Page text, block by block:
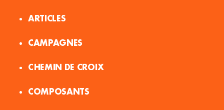
ARTICLES
CAMPAGNES
CHEMIN DE CROIX
COMPOSANTS